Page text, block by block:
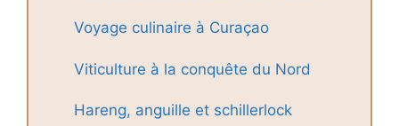
Voyage culinaire à Curaçao
Viticulture à la conquête du Nord
Hareng, anguille et schillerlock